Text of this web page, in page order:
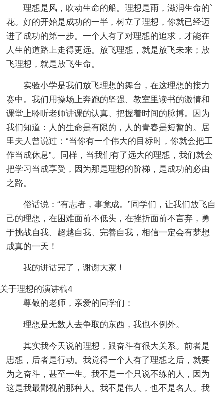
理想是风，吹动生命的船。理想是雨，滋润生命的`
花。好的开始是成功的一半，树立了理想，你就已经迈
进了成功的第一步。一个人有了对理想的追求，才能在
人生的道路上走得更远。放飞理想，就是放飞未来；放
飞理想，就是放飞生命。
实验小学是我们放飞理想的舞台，在这理想的接力
赛中。我们用操场上奔跑的坚强、教室里读书的激情和
课堂上聆听老师讲课的认真、把握着时间的脉搏。因为
我们知道：人的生命是有限的，人的青春是短暂的。居
里夫人曾说过：“当你有一个伟大的目标时，你就会把工
作当成休息”。同样，当我们有了远大的理想，我们就会
把学习当成享受，因为那是理想的阶梯，是成功的必由
之路。
俗话说：“有志者，事竟成。”同学们，让我们放飞自
己的理想，在困难面前不低头，在挫折面前不言弃，勇
于挑战自我、超越自我、完善自我，相信一定会有梦想
成真的一天！
我的讲话完了，谢谢大家！
关于理想的演讲稿4
尊敬的老师，亲爱的同学们：
理想是无数人去争取的东西，我也不例外。
其实我今天说的理想，跟奋斗有很大关系。前者是
思想，后者是行动。我觉得一个人有了理想之后，就要
为之奋斗，甚至一生。我不是一个只说不练的人，因为
这是我最鄙视的那种人。我不是伟人，也不是名人。我